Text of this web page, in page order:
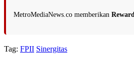
MetroMediaNews.co memberikan Reward
Tag: FPII Sinergitas